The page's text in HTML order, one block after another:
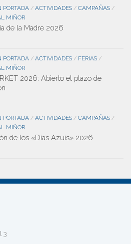
PORTADA / ACTIVIDADES / CAMPAÑAS /
MIÑOR
de la Madre 2026
PORTADA / ACTIVIDADES / FERIAS /
MIÑOR
2026: Abierto el plazo de
PORTADA / ACTIVIDADES / CAMPAÑAS /
MIÑOR
de los «Días Azuis» 2026
3